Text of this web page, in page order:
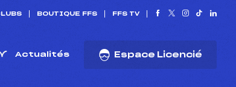
BOUTIQUE FFS FFS TV
Actualités Espace Licencié